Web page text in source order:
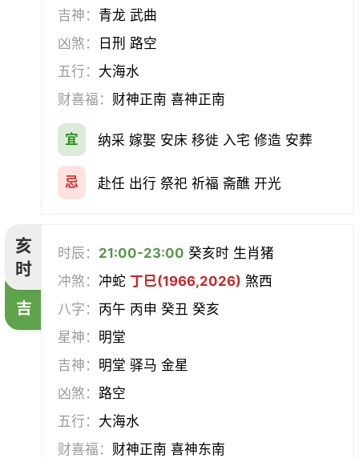
吉神： 青龙 武曲
凶煞：
日刑 路空
五行： 大海水
财喜福： 财神正南 喜神正南
宜 纳采 嫁娶 安床 移徙 入宅 修造 安葬
忌 赴任 出行 祭祀 祈福 斋醮 开光
亥
时
吉
时辰： 21:00-23:00 癸亥时 生肖猪
冲煞：冲蛇 丁巳(1966,2026) 煞西
八字： 丙午 丙申 癸丑 癸亥
星神： 明堂
吉神： 明堂 驿马 金星
凶煞： 路空
五行： 大海水
财喜福： 财神正南 喜神东南